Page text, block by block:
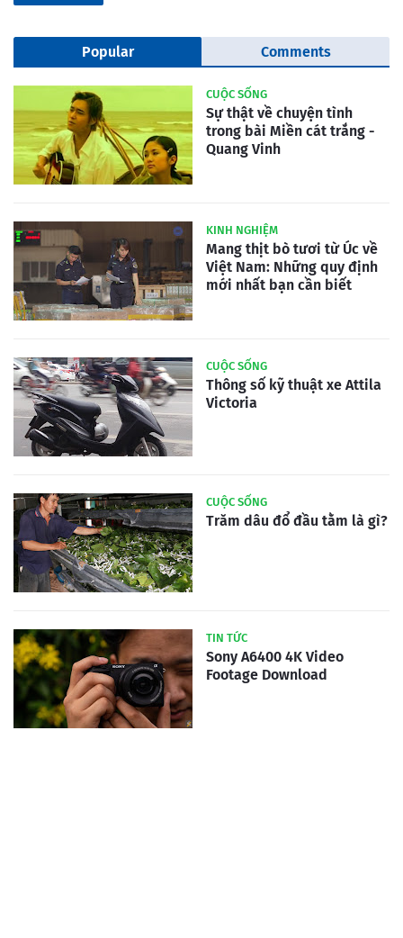
Popular Comments
CUỘC SỐNG
Sự thật về chuyện tình
trong bài Miền cát trắng -
Quang Vinh
KINH NGHIỆM
Mang thịt bò tươi từ Úc về
Việt Nam: Những quy định
mới nhất bạn cần biết
CUỘC SỐNG
Thông số kỹ thuật xe Attila
Victoria
CUỘC SỐNG
Trăm dâu đổ đầu tằm là gì?
TIN TỨC
Sony A6400 4K Video
Footage Download